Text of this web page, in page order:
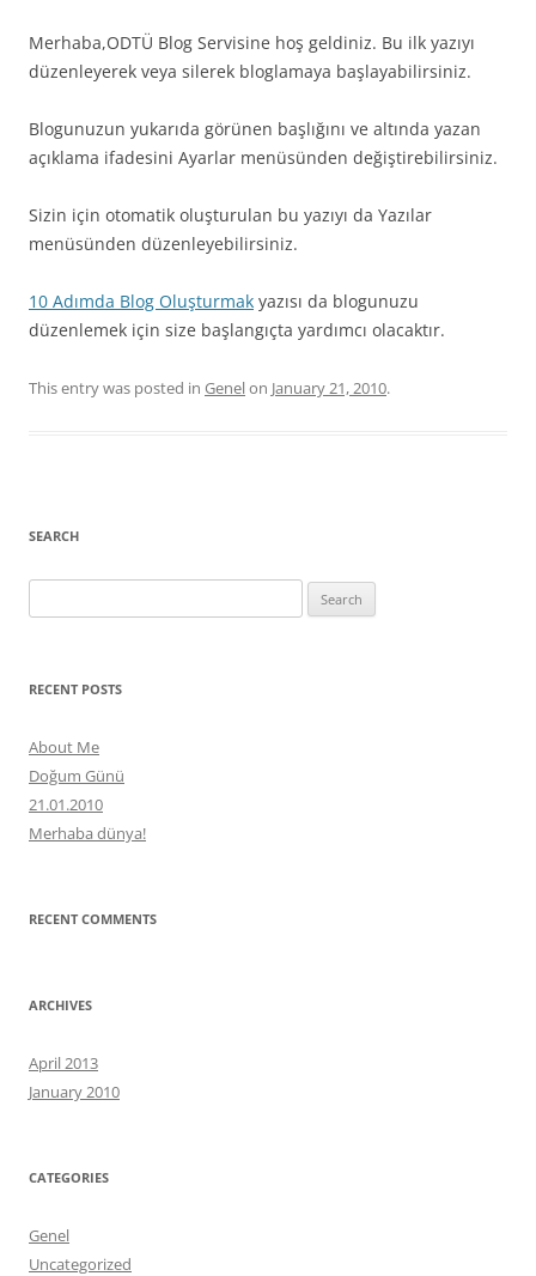
Merhaba,ODTÜ Blog Servisine hoş geldiniz. Bu ilk yazıyı
düzenleyerek veya silerek bloglamaya başlayabilirsiniz.
Blogunuzun yukarıda görünen başlığını ve altında yazan
açıklama ifadesini Ayarlar menüsünden değiştirebilirsiniz.
Sizin için otomatik oluşturulan bu yazıyı da Yazılar
menüsünden düzenleyebilirsiniz.
10 Adımda Blog Oluşturmak yazısı da blogunuzu
düzenlemek için size başlangıçta yardımcı olacaktır.
This entry was posted in Genelon January 21, 2010.
SEARCH
for:
RECENT POSTS
About Me
Doğum Günü
21.01.2010
Merhaba dünya!
RECENT COMMENTS
ARCHIVES
April 2013
January 2010
CATEGORIES
Genel
Uncategorized